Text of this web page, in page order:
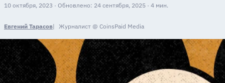
10 октября, 2023 · Обновлено: 24 сентября, 2025 · 4 мин.
Евгений Тарасов Журналист @ CoinsPaid Media